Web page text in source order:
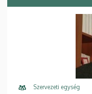
Szervezeti egység